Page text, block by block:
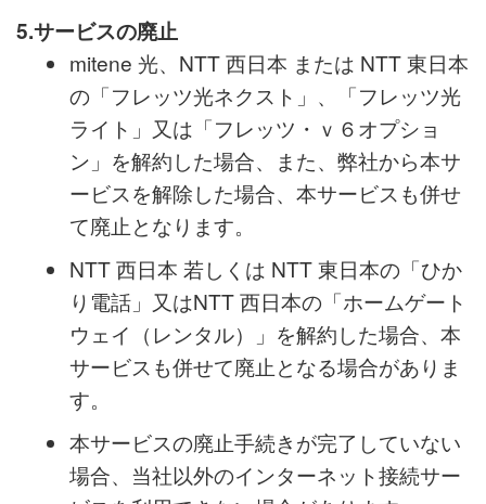
行ってください。
5.サービスの廃止
mitene 光、NTT 西日本 または NTT 東日本
の「フレッツ光ネクスト」、「フレッツ光
ライト」又は「フレッツ・ｖ６オプショ
ン」を解約した場合、また、弊社から本サ
ービスを解除した場合、本サービスも併せ
て廃止となります。
NTT 西日本 若しくは NTT 東日本の「ひか
り電話」又はNTT 西日本の「ホームゲート
ウェイ（レンタル）」を解約した場合、本
サービスも併せて廃止となる場合がありま
す。